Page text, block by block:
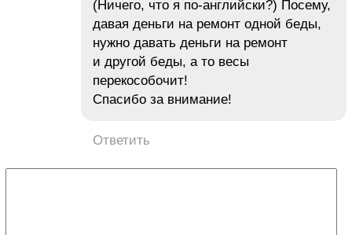
(Ничего, что я по-английски?) Посему,
давая деньги на ремонт одной беды,
нужно давать деньги на ремонт
и другой беды, а то весы
перекособочит!
Спасибо за внимание!
Ответить